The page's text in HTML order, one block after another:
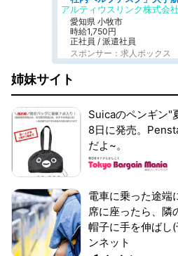
アルティウスリンク株式会社
愛知県 小牧市
時給1,750円
正社員 / 派遣社員
スポンサー：求人ボックス
姉妹サイト
Suicaのペンギン"
8日に発売。
だよ~。
電車に乗った途端
席に座ったら、隣
帽子に手を伸ばし
ンネット